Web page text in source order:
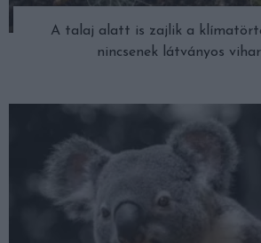
A talaj alatt is zajlik a
nincsenek látványos